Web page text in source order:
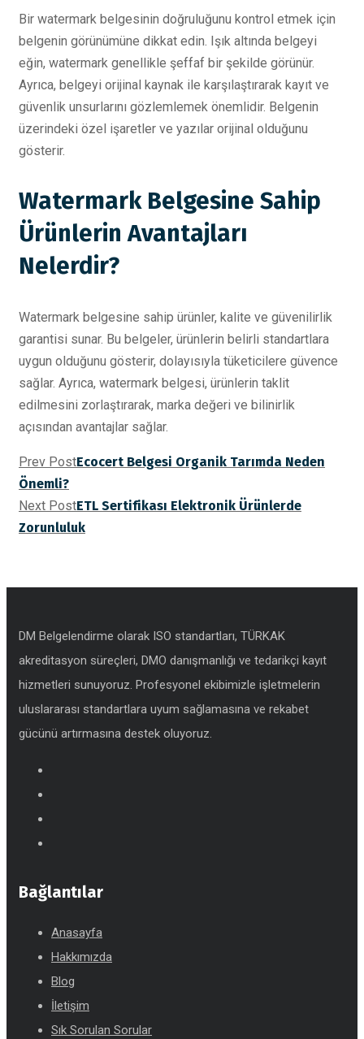
Bir watermark belgesinin doğruluğunu kontrol etmek için
belgenin görünümüne dikkat edin. Işık altında belgeyi
eğin, watermark genellikle şeffaf bir şekilde görünür.
Ayrıca, belgeyi orijinal kaynak ile karşılaştırarak kayıt ve
güvenlik unsurlarını gözlemlemek önemlidir. Belgenin
üzerindeki özel işaretler ve yazılar orijinal olduğunu
gösterir.
Watermark Belgesine Sahip
Ürünlerin Avantajları
Nelerdir?
Watermark belgesine sahip ürünler, kalite ve güvenilirlik
garantisi sunar. Bu belgeler, ürünlerin belirli standartlara
uygun olduğunu gösterir, dolayısıyla tüketicilere güvence
sağlar. Ayrıca, watermark belgesi, ürünlerin taklit
edilmesini zorlaştırarak, marka değeri ve bilinirlik
açısından avantajlar sağlar.
Prev PostEcocert Belgesi Organik Tarımda Neden
Önemli?
Next PostETL Sertifikası Elektronik Ürünlerde
Zorunluluk
DM Belgelendirme olarak ISO standartları, TÜRKAK
akreditasyon süreçleri, DMO danışmanlığı ve tedarikçi kayıt
hizmetleri sunuyoruz. Profesyonel ekibimizle işletmelerin
uluslararası standartlara uyum sağlamasına ve rekabet
gücünü artırmasına destek oluyoruz.
Bağlantılar
Anasayfa
Hakkımızda
Blog
İletişim
Sık Sorulan Sorular